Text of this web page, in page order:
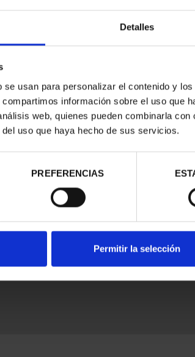
Detalles
usan para personalizar el contenido y
información sobre el uso que
web, quienes pueden combinarla
uso que haya hecho de sus servicios.
PREFERENCIAS
Permitir la selección